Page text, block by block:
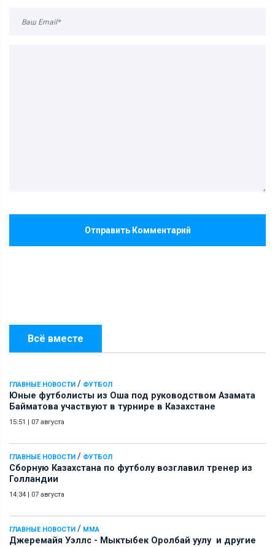
Всё вместе
ГЛАВНЫЕ НОВОСТИ / ФУТБОЛ
Юные футболисты из Оша под руководством Азамата
Байматова участвуют в турнире в Казахстане
15:51 07 августа
ГЛАВНЫЕ НОВОСТИ / ФУТБОЛ
Сборную Казахстана по футболу возглавил тренер из
Голландии
14:34 07 августа
ГЛАВНЫЕ НОВОСТИ / ММА
Джеремайя Уэллс - Мыктыбек Оролбай уулу и другие
Отправить Комментарий